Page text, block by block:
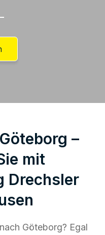
–
mit
Drechsler
Göteborg? Egal